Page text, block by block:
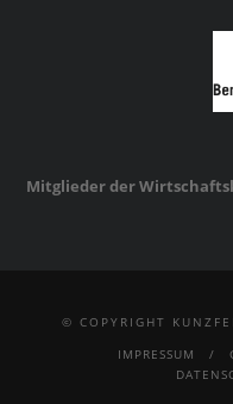
Mitglieder der
© COPYRIGHT
IMPRESSUM